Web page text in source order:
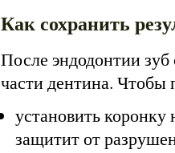
Как сохранить
После эндодонтии
части дентина. Чтобы
установить
защитит от